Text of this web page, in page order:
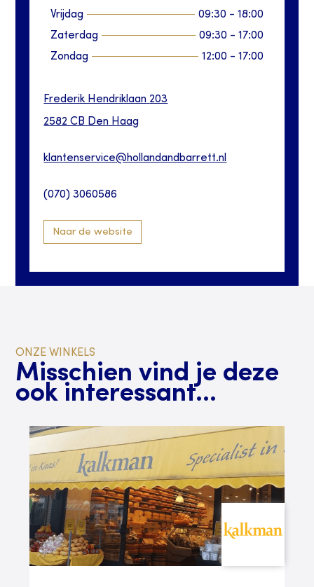
Vrijdag
09:30 - 18:00
Zaterdag
09:30 - 17:00
Zondag
12:00 - 17:00
Frederik Hendriklaan 203
2582 CB Den Haag
klantenservice@hollandandbarrett.nl
(070) 3060586
Naar de website
ONZE WINKELS
Misschien vind je deze
ook interessant...